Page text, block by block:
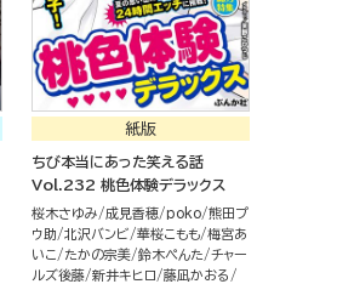
紙版
ちび本当にあった笑える話
Vol.232 桃色体験デラックス
桜木さゆみ 成見香穂 poko 熊田プ
ウ助
北沢バンビ 華桜こもも 梅宮あ
いこ
たかの宗美 鈴木ぺんた
チャー
ルズ後藤 新井キヒロ
藤凪かおる